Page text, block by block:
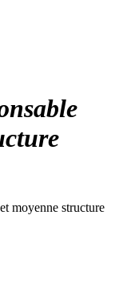
moyenne structure